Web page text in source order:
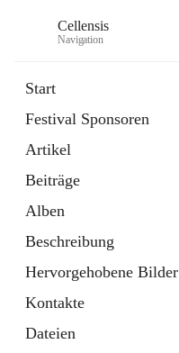
Cellensis
Navigation
Start
Festival Sponsoren
Artikel
Beiträge
Alben
Beschreibung
Hervorgehobene Bilder
Kontakte
Dateien
Festival Sponsoren